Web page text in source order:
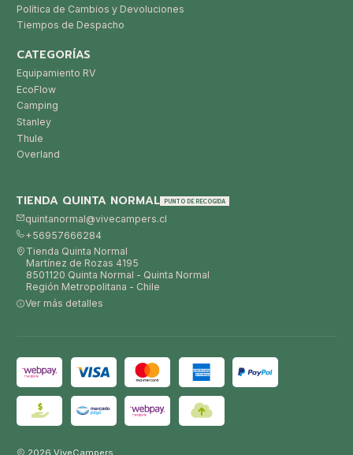
Política de Cambios y Devoluciones
Tiempos de Despacho
CATEGORÍAS
Equipamiento RV
EcoFlow
Camping
Stanley
Thule
Overland
TIENDA QUINTA NORMAL PUNTO DE RECOGIDA
quintanormal@vivecampers.cl
+56957666284
Tienda Quinta Normal
Martínez de Rozas 4195
8501120 Quinta Normal - Quinta Normal
Región Metropolitana - Chile
Ver más detalles
2026 ViveCampers.